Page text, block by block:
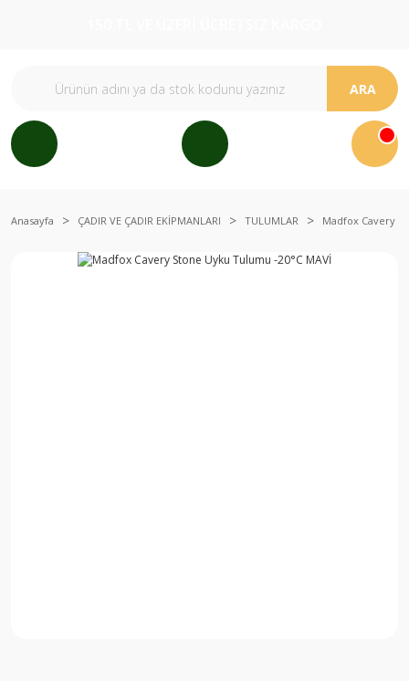
ARA
Anasayfa ÇADIR VE ÇADIR EKİPMANLARI TULUMLAR Madfox Cavery